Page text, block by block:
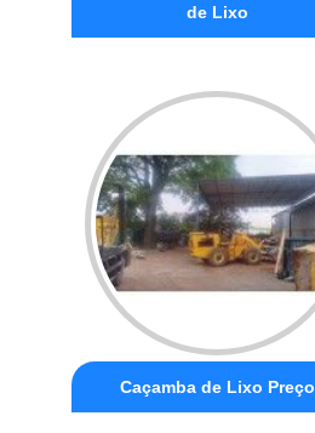
de Lixo
Caçamba de Lixo Preço